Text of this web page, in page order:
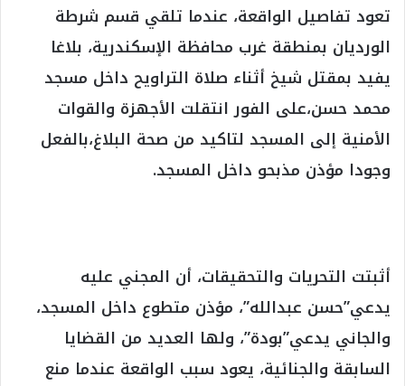
تعود تفاصيل الواقعة، عندما تلقي قسم شرطة
الورديان بمنطقة غرب محافظة الإسكندرية، بلاغا
يفيد بمقتل شيخ أثناء صلاة التراويح داخل مسجد
محمد حسن،على الفور انتقلت الأجهزة والقوات
الأمنية إلى المسجد لتاكيد من صحة البلاغ،بالفعل
وجودا مؤذن مذبحو داخل المسجد.
أثبتت التحريات والتحقيقات، أن المجني عليه
يدعي”حسن عبدالله”، مؤذن متطوع داخل المسجد،
والجاني يدعي”بودة”، ولها العديد من القضايا
السابقة والجنائية، يعود سبب الواقعة عندما منع